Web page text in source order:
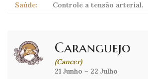
Saúde:
Controle a tensão arterial.
Caranguejo
(Cancer)
21 Junho – 22 Julho